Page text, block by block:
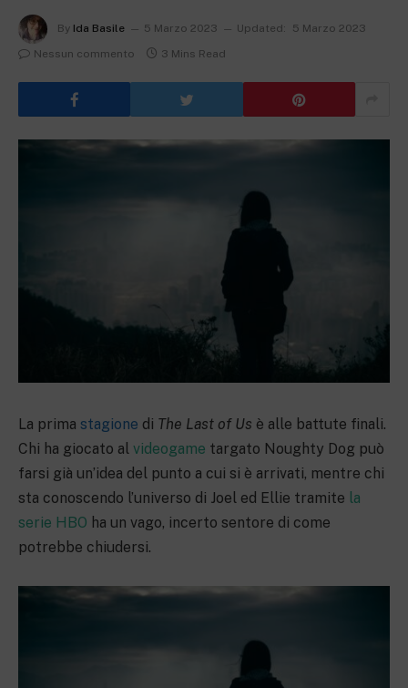
By Ida Basile 5 Marzo 2023 Updated:
5 Marzo 2023
Nessun commento
3 Mins Read
La prima stagione di The Last of Us è alle battute finali.
Chi ha giocato al videogame targato Noughty Dog può
farsi già un’idea del punto a cui si è arrivati, mentre chi
sta conoscendo l’universo di Joel ed Ellie tramite la
serie HBO ha un vago, incerto sentore di come
potrebbe chiudersi.